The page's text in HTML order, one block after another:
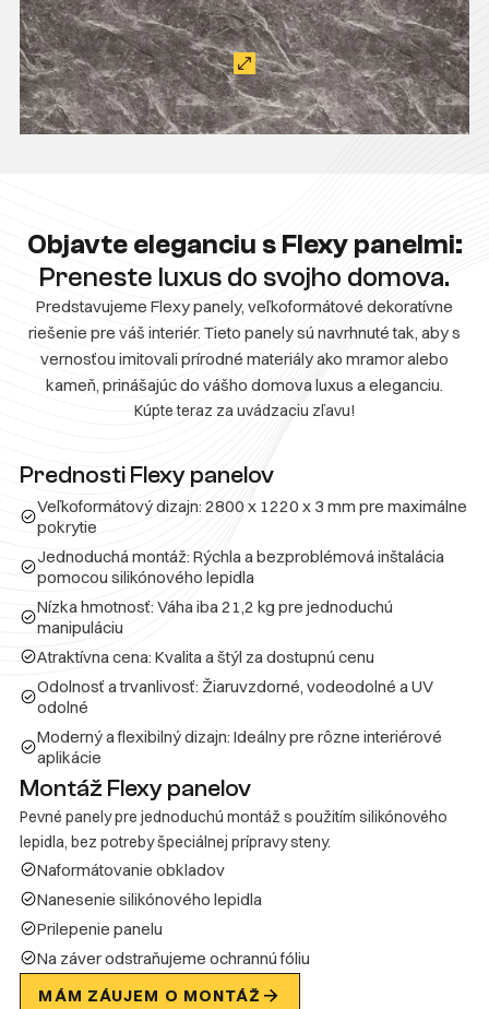
Objavte eleganciu s Flexy panelmi:
Preneste luxus do svojho domova.
Predstavujeme Flexy panely, veľkoformátové dekoratívne
riešenie pre váš interiér. Tieto panely sú navrhnuté tak, aby s
vernosťou imitovali prírodné materiály ako mramor alebo
kameň, prinášajúc do vášho domova luxus a eleganciu.
Kúpte teraz za uvádzaciu zľavu!
Prednosti Flexy panelov
Veľkoformátový dizajn: 2800 x 1220 x 3 mm pre maximálne
pokrytie
Jednoduchá montáž: Rýchla a bezproblémová inštalácia
pomocou silikónového lepidla
Nízka hmotnosť: Váha iba 21,2 kg pre jednoduchú
manipuláciu
Atraktívna cena: Kvalita a štýl za dostupnú cenu
Odolnosť a trvanlivosť: Žiaruvzdorné, vodeodolné a UV
odolné
Moderný a flexibilný dizajn: Ideálny pre rôzne interiérové
aplikácie
Montáž Flexy panelov
Pevné panely pre jednoduchú montáž s použitím silikónového
lepidla, bez potreby špeciálnej prípravy steny.
Naformátovanie obkladov
Nanesenie silikónového lepidla
Prilepenie panelu
Na záver odstraňujeme ochrannú fóliu
MÁM ZÁUJEM O MONTÁŽ